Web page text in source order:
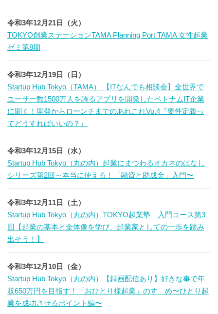
令和3年12月21日（火）
TOKYO創業ステーションTAMA Planning Port TAMA 女性起業
ゼミ第8期
令和3年12月19日（日）
Startup Hub Tokyo（TAMA） 【ITなんでも相談会】全世界で
ユーザー数1500万人を誇るアプリを開発したベトナムIT企業
に聞く！開発からローンチまでのあれこれVo.4『要件定義っ
てどうすればいいの？』
令和3年12月15日（水）
Startup Hub Tokyo（丸の内）起業にまつわるオカネのはなし
シリーズ第2回～本当に使える！「融資と助成金」入門〜
令和3年12月11日（土）
Startup Hub Tokyo（丸の内）TOKYO起業塾 入門コース第3
回【起業の基本と全体像を学び、起業家としての一歩を踏み
出そう！】
令和3年12月10日（金）
Startup Hub Tokyo（丸の内）【録画配信あり】好きな事で年
収650万円を目指す！「おひとり様起業」のすゝめ〜ひとり起
業を成功させるポイント編〜